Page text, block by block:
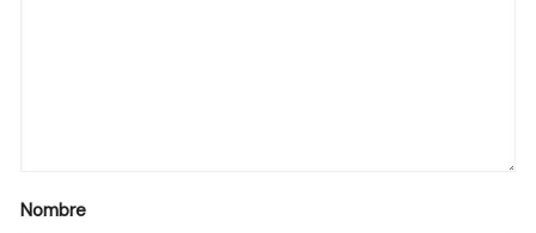
Nombre